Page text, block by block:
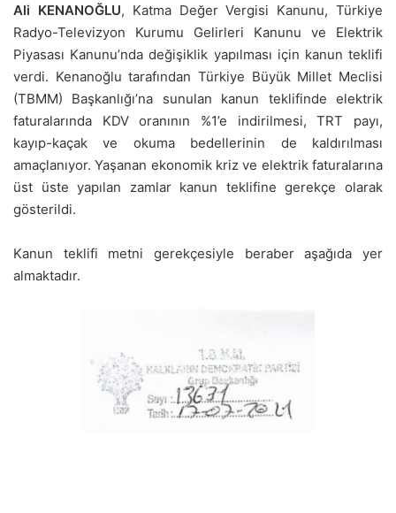
Ali KENANOĞLU, Katma Değer Vergisi Kanunu, Türkiye
Radyo-Televizyon Kurumu Gelirleri Kanunu ve Elektrik
Piyasası Kanunu’nda değişiklik yapılması için kanun teklifi
verdi. Kenanoğlu tarafından Türkiye Büyük Millet Meclisi
(TBMM) Başkanlığı’na sunulan kanun teklifinde elektrik
faturalarında KDV oranının %1’e indirilmesi, TRT payı,
kayıp-kaçak ve okuma bedellerinin de kaldırılması
amaçlanıyor. Yaşanan ekonomik kriz ve elektrik faturalarına
üst üste yapılan zamlar kanun teklifine gerekçe olarak
gösterildi.
Kanun teklifi metni gerekçesiyle beraber aşağıda yer
almaktadır.